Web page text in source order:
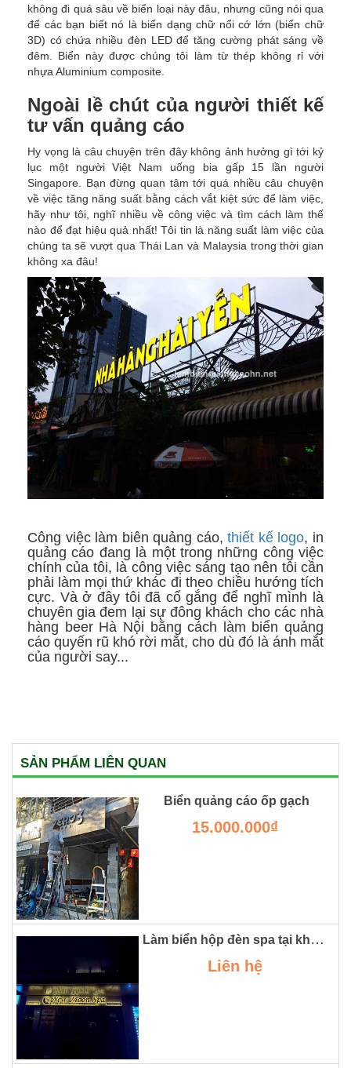
không đi quá sâu về biển loại này đâu, nhưng cũng nói qua
để các bạn biết nó là biển dạng chữ nổi cớ lớn (biển chữ
3D) có chứa nhiều đèn LED để tăng cường phát sáng về
đêm. Biển này được chúng tôi làm từ thép không rỉ với
nhựa Aluminium composite.
Ngoài lề chút của người thiết kế
tư vấn quảng cáo
Hy vọng là câu chuyện trên đây không ảnh hưởng gì tới kỷ
lục một người Việt Nam uống bia gấp 15 lần người
Singapore. Bạn đừng quan tâm tới quá nhiều câu chuyện
về việc tăng năng suất bằng cách vắt kiệt sức để làm việc,
hãy như tôi, nghĩ nhiều về công việc và tìm cách làm thế
nào để đạt hiệu quả nhất! Tôi tin là năng suất làm việc của
chúng ta sẽ vượt qua Thái Lan và Malaysia trong thời gian
không xa đâu!
Công việc làm biên quảng cáo,thiết kế logo, in
quảng cáo đang là một trong những công việc
chính của tôi, là công việc sáng tạo nên tôi cần
phải làm mọi thứ khác đi theo chiều hướng tích
cực. Và ở đây tôi đã cố gắng để nghĩ mình là
chuyên gia đem lại sự đông khách cho các nhà
hàng beer Hà Nội bằng cách làm biển quảng
cáo quyến rũ khó rời mắt, cho dù đó là ánh mắt
của người say...
SẢN PHẨM LIÊN QUAN
Biển quảng cáo ốp gạch
15.000.000₫
Làm biển hộp đèn spa tại khu đô thị smart city
Liên hệ